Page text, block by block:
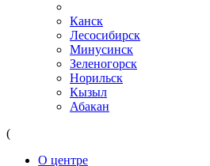
Канск
Лесосибирск
Минусинск
Зеленогорск
Норильск
Кызыл
Абакан
(
О центре